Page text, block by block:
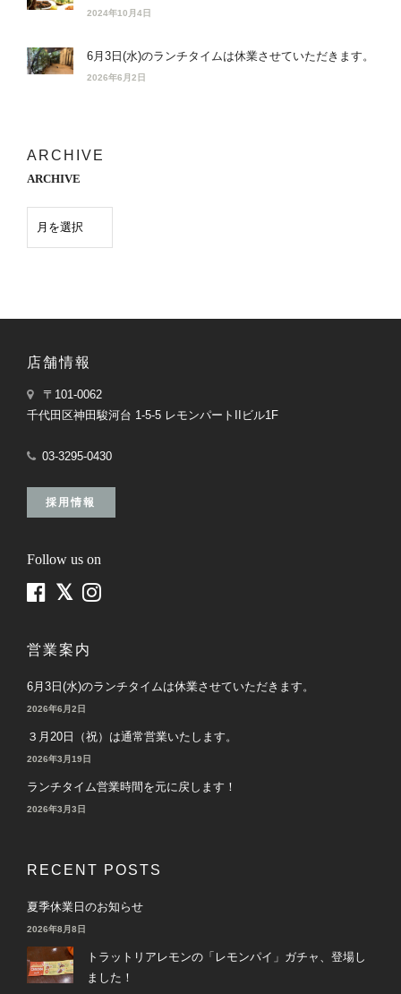
2024年10月4日
6月3日(水)のランチタイムは休業させていただきます。
2026年6月2日
ARCHIVE
ARCHIVE
店舗情報
〒101-0062
千代田区神田駿河台 1-5-5 レモンパートIIビル1F
03-3295-0430
採用情報
Follow us on
営業案内
6月3日(水)のランチタイムは休業させていただきます。
2026年6月2日
３月20日（祝）は通常営業いたします。
2026年3月19日
ランチタイム営業時間を元に戻します！
2026年3月3日
RECENT POSTS
夏季休業日のお知らせ
2026年8月8日
トラットリアレモンの「レモンパイ」ガチャ、登場し
ました！